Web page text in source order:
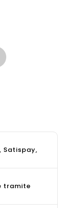
Satispay,
tramite